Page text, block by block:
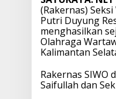
(Rakernas)
Putri Duyung
menghasilkan
Olahraga
Kalimantan
Rakernas SIWO
Saifullah dan